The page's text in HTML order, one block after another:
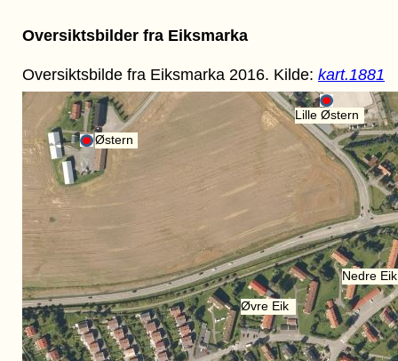
Oversiktsbilder fra Eiksmarka
Oversiktsbilde fra Eiksmarka 2016. Kilde: kart.1881
Lille Østern
Østern
Nedre Eik
Øvre Eik